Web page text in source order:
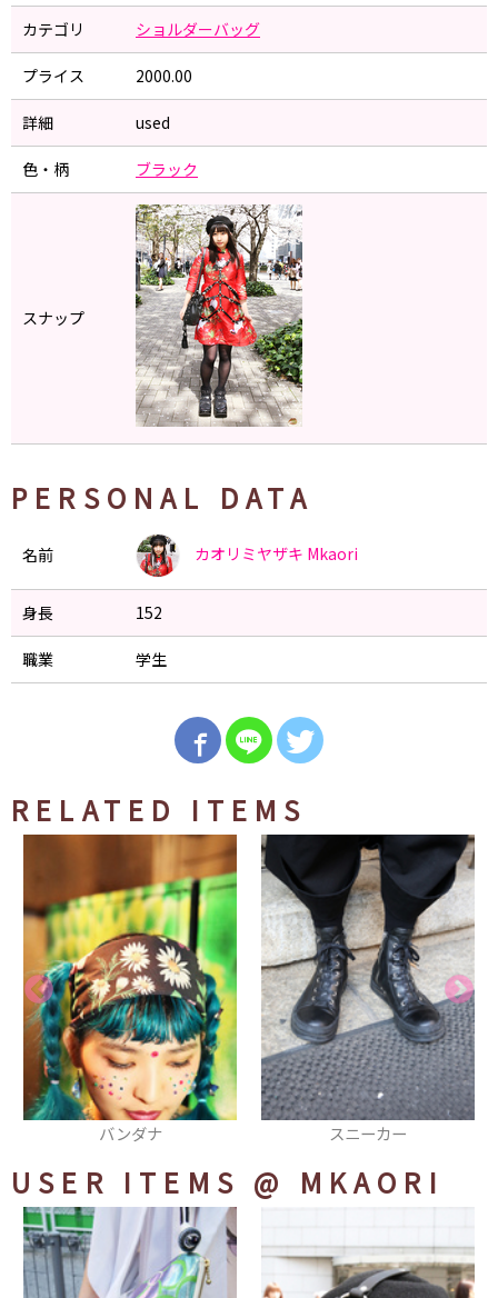
カテゴリ ショルダーバッグ
プライス 2000.00
詳細 used
色・柄 ブラック
スナップ
PERSONAL DATA
名前 カオリミヤザキ Mkaori
身長 152
職業 学生
RELATED ITEMS
スニーカー チョーカー
USER ITEMS @ MKAORI